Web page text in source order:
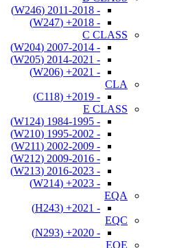
- 2011-2018 (W246)
- 2018+ (W247)
C CLASS
- 2007-2014 (W204)
- 2014-2021 (W205)
- 2021+ (W206)
CLA
- 2019+ (C118)
E CLASS
- 1984-1995 (W124)
- 1995-2002 (W210)
- 2002-2009 (W211)
- 2009-2016 (W212)
- 2016-2023 (W213)
- 2023+ (W214)
EQA
- 2021+ (H243)
EQC
- 2020+ (N293)
EQE